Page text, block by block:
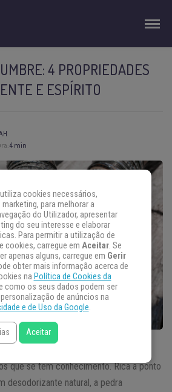
4 PROPRIEDADES
E ESPÍRITO
4 min
da Luz, a Pedra de Alumbre é um dos
que se tem conhecimento. Rica a ponto
desodorizante natural, a pedra
cookies necessários,
para melhorar a
do Utilizador, apresentar
do seu interesse e elaborar
Para permitir a utilização de
cookies, carregue em Aceitar. Se
apenas alguns, carregue em Gerir
obter mais informação acerca de
na Política de Cookies da
como os seus dados podem ser
de anúncios na
e de Uso da Google.
Aceitar